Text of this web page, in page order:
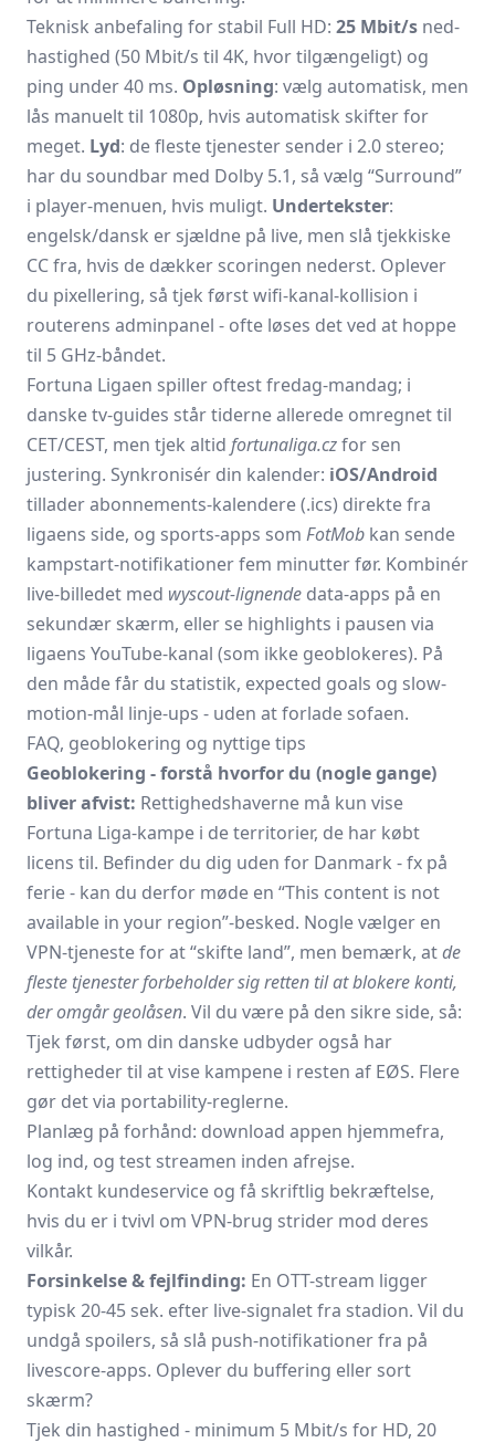
Teknisk anbefaling for stabil Full HD: 25 Mbit/s ned-
hastighed (50 Mbit/s til 4K, hvor tilgængeligt) og
ping under 40 ms. Opløsning: vælg automatisk, men
lås manuelt til 1080p, hvis automatisk skifter for
meget. Lyd: de fleste tjenest­er sender i 2.0 stereo;
har du soundbar med Dolby 5.1, så vælg “Surround”
i player-menuen, hvis muligt. Undertekster:
engelsk/dansk er sjældne på live, men slå tjekkiske
CC fra, hvis de dækker scoringen nederst. Oplever
du pixellering, så tjek først wifi-kanal-kollision i
routerens adminpanel - ofte løses det ved at hoppe
til 5 GHz-båndet.
Fortuna Ligaen spiller oftest fredag-mandag; i
danske tv-guides står tiderne allerede omregnet til
CET/CEST, men tjek altid fortunaliga.czfor sen
justering. Synkronisér din kalender: iOS/Android
tillader abonnements-kalendere (.ics) direkte fra
ligaens side, og sports-apps som FotMob kan sende
kampstart-notifikationer fem minutter før. Kombinér
live-billedet med wyscout-lignende data-apps på en
sekundær skærm, eller se highlights i pausen via
ligaens YouTube-kanal (som ikke geoblokeres). På
den måde får du statistik, expected goals og slow-
motion-mål linje-ups - uden at forlade sofaen.
FAQ, geoblokering og nyttige tips
Geoblokering - forstå hvorfor du (nogle gange)
bliver afvist: Rettighedshaverne må kun vise
Fortuna Liga-kampe i de territorier, de har købt
licens til. Befinder du dig uden for Danmark - fx på
ferie - kan du derfor møde en “This content is not
available in your region”-besked. Nogle vælger en
VPN-tjeneste for at “skifte land”, men bemærk, atde
fleste tjenester forbeholder sig retten til at blokere konti,
der omgår geolåsen. Vil du være på den sikre side, så:
Tjek først, om din danske udbyder også har
rettigheder til at vise kampene i resten af EØS. Flere
gør det via portability-reglerne.
Planlæg på forhånd: download appen hjemmefra,
log ind, og test streamen inden afrejse.
Kontakt kundeservice og få skriftlig bekræftelse,
hvis du er i tvivl om VPN-brug strider mod deres
vilkår.
Forsinkelse & fejlfinding: En OTT-stream ligger
typisk 20-45 sek. efter live-signalet fra stadion. Vil du
undgå spoilers, så slå push-notifikationer fra på
livescore-apps. Oplever du buffering eller sort
skærm?
Tjek din hastighed - minimum 5 Mbit/s for HD, 20